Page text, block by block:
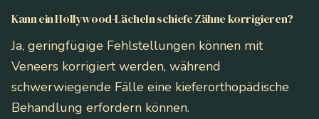
Kann ein Hollywood-Lächeln schiefe Zähne korrigieren?
Ja, geringfügige Fehlstellungen können mit
Veneers korrigiert werden, während
schwerwiegende Fälle eine kieferorthopädische
Behandlung erfordern können.